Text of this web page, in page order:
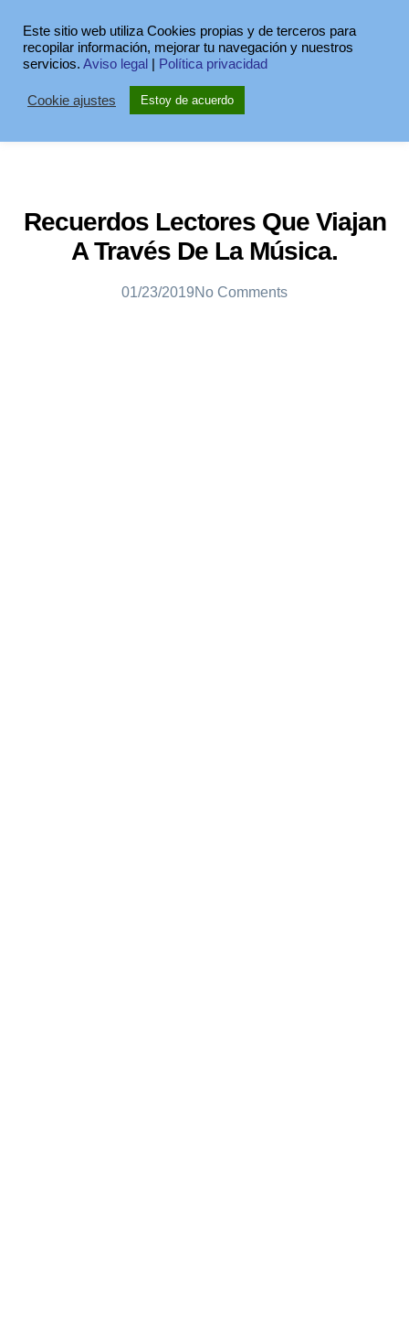
Recuerdos Lectores Que Viajan
A Través De La Música.
01/23/2019No Comments
Este sitio web utiliza Cookies propias y de terceros para
recopilar información, mejorar tu navegación y nuestros
servicios. Aviso legal Política privacidad
Cookie ajustes Estoy de acuerdo